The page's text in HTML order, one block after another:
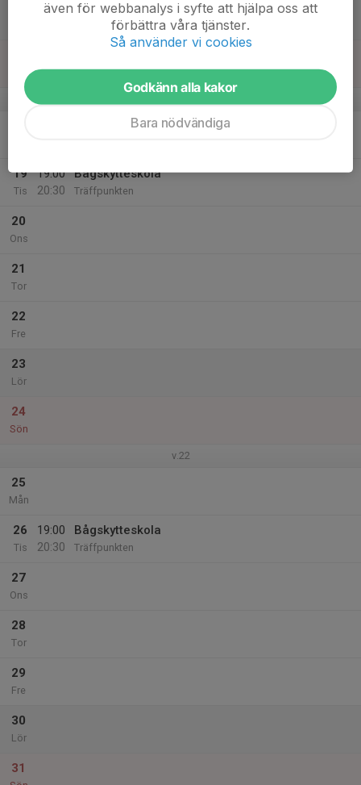
19
Tis
19:00
20:30
Bågskytteskola
Träffpunkten
20
Ons
21
Tor
22
Fre
23
Lör
24
Sön
v.22
25
Mån
26
Tis
19:00
20:30
Bågskytteskola
Träffpunkten
27
Ons
28
Tor
29
Fre
30
Lör
31
även för webbanalys i syfte att hjälpa oss att
förbättra våra tjänster.
Så använder vi cookies
Godkänn alla kakor
Bara nödvändiga